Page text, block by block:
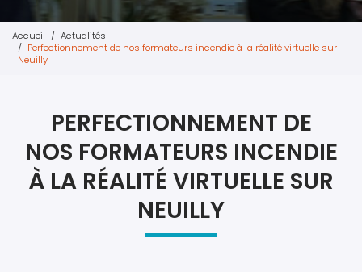
Accueil
Actualités
Perfectionnement de nos formateurs incendie à la réalité virtuelle sur
Neuilly
PERFECTIONNEMENT DE
NOS FORMATEURS INCENDIE
À LA RÉALITÉ VIRTUELLE SUR
NEUILLY